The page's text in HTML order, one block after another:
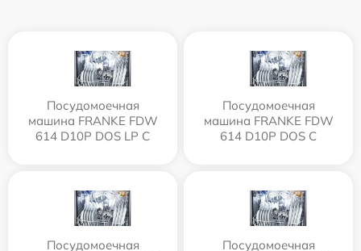
Посудомоечная
машина FRANKE FDW
614 D10P DOS LP C
Посудомоечная
машина FRANKE FDW
614 D10P DOS C
Посудомоечная
Посудомоечная